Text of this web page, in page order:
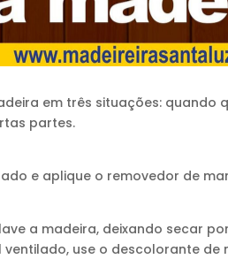
em três situações:
partes.
e aplique o removedor de
a madeira, deixando secar
use o descolorante de